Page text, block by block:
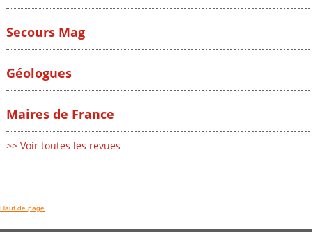
Secours Mag
Géologues
Maires de France
>> Voir toutes les revues
Haut de page